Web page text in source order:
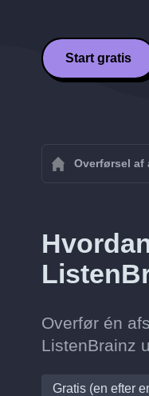
Start gratis
Overførsel
Overfør én
ListenBrainz
Gratis (en efter